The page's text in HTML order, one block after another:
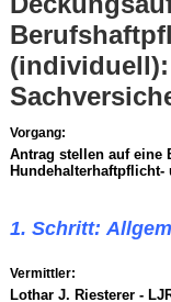
Vorgang:
1. Schritt:
Vermittler: